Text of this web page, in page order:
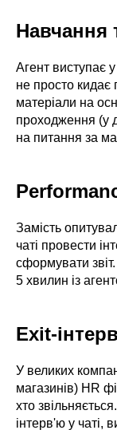
Навчання
Агент виступає
не просто кидає
матеріали на
проходження (у
на питання за
Замість
чаті провести
сформувати
5 хвилин із
Exit-
У великих
магазинів) HR
хто
інтерв'ю у чаті,